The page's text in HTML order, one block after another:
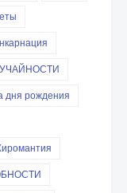
дня рождения